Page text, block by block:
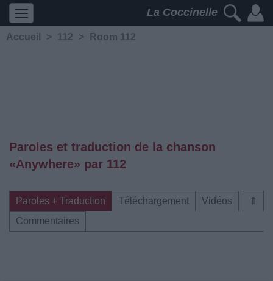
La Coccinelle
Accueil > 112 > Room 112
Paroles et traduction de la chanson
«Anywhere» par 112
⇑
Paroles + Traduction Téléchargement
Vidéos
Commentaires